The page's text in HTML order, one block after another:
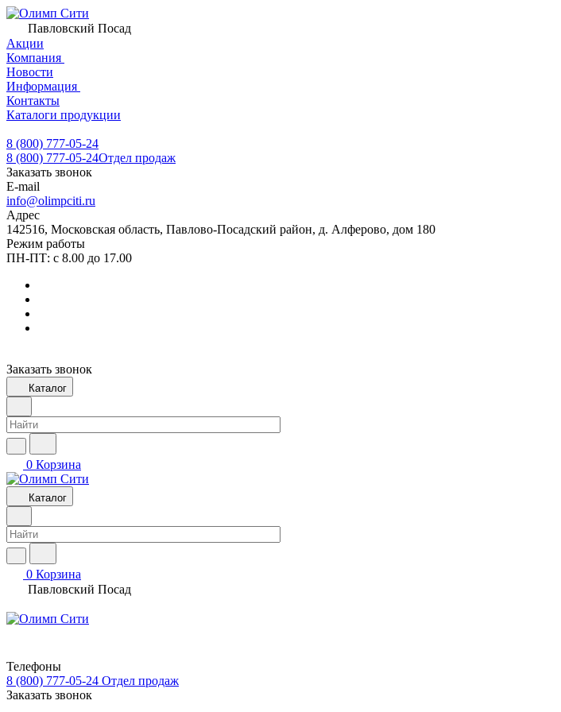
Павловский Посад
Акции
Компания
Новости
Информация
Контакты
Каталоги продукции
8 (800) 777-05-24
8 (800) 777-05-24Отдел продаж
Заказать звонок
E-mail
info@olimpciti.ru
Адрес
142516, Московская область, Павлово-Посадский район, д. Алферово, дом 180
Режим работы
ПН-ПТ: с 8.00 до 17.00
Заказать звонок
Каталог
0 Корзина
Каталог
0 Корзина
Павловский Посад
Телефоны
8 (800) 777-05-24 Отдел продаж
Заказать звонок